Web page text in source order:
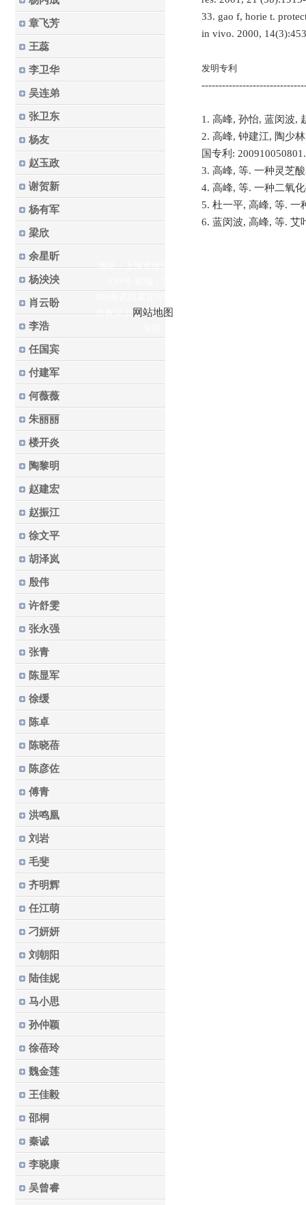
章飞芳
王蕊
李卫华
吴连弟
张卫东
杨友
赵玉政
谢贺新
杨有军
梁欣
余星昕
杨泱泱
肖云盼
李浩
任国宾
付建军
何薇薇
朱丽丽
楼开炎
陶黎明
赵建宏
赵振江
徐文平
胡泽岚
殷伟
许舒雯
张永强
张青
陈显军
徐缓
陈卓
陈晓蓓
陈彦佐
傅青
洪鸣凰
刘岩
毛斐
齐明辉
任江萌
刁妍妍
刘朝阳
陆佳妮
马小思
孙仲颖
徐蓓玲
魏金莲
王佳毅
邵桐
秦诚
李晓康
吴曾睿
33. gao f, horie t.
in vivo. 2000,
发明专利
1. 高峰, 孙怡, 蓝闵波,
2. 高峰, 钟建江, 陶少
国专利:
3. 高峰, 等. 一种灵芝
4. 高峰, 等. 一种二氧
5. 杜一平, 高峰, 等.
6. 蓝闵波, 高峰, 等.
地址：上海市徐汇区梅陇路
所有 © 2023 华东理工大学药
网站地图